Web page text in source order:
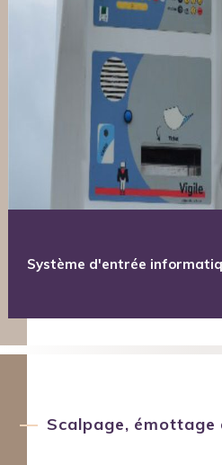
Système d'entrée
Scalpage, émottage